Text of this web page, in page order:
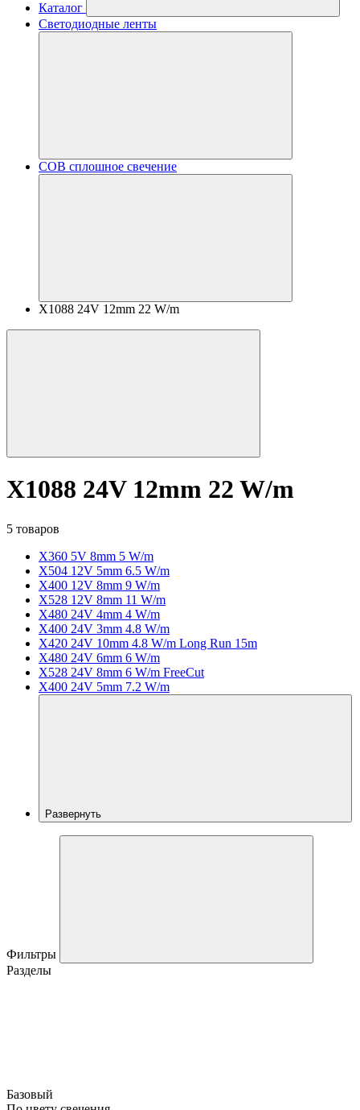
Каталог
Светодиодные ленты
COB сплошное свечение
X1088 24V 12mm 22 W/m
X1088 24V 12mm 22 W/m
5 товаров
X360 5V 8mm 5 W/m
X504 12V 5mm 6.5 W/m
X400 12V 8mm 9 W/m
X528 12V 8mm 11 W/m
X480 24V 4mm 4 W/m
X400 24V 3mm 4.8 W/m
X420 24V 10mm 4.8 W/m Long Run 15m
X480 24V 6mm 6 W/m
X528 24V 8mm 6 W/m FreeCut
X400 24V 5mm 7.2 W/m
Развернуть
Фильтры
Разделы
Базовый